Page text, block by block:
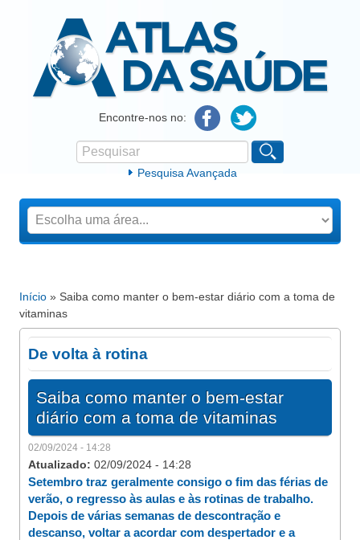
Atlas da SaúdeEncontre-nos no:
Formulário de procura
Pesquisar
Pesquisa Avançada
Está aqui
Início » Saiba como manter o bem-estar diário com a toma de
vitaminas
De volta à rotina
Saiba como manter o bem-estar
diário com a toma de vitaminas
02/09/2024 - 14:28
Atualizado: 02/09/2024 - 14:28
Setembro traz geralmente consigo o fim das férias de
verão, o regresso às aulas e às rotinas de trabalho.
Depois de várias semanas de descontração e
descanso, voltar a acordar com despertador e a